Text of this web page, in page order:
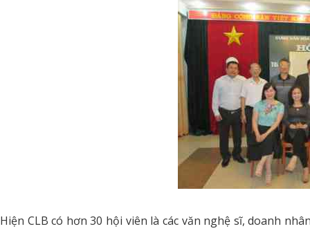
Hiện CLB có hơn 30 hội viên là các văn nghệ sĩ, doanh